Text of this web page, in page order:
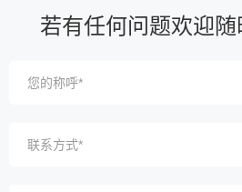
若有任何问题欢迎